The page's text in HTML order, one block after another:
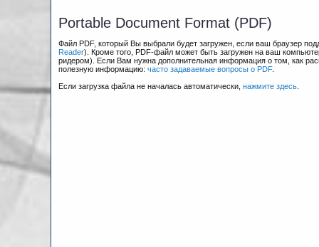
Portable Document Format (PDF)
Файл PDF, который Вы выбрали будет загружен, если ваш браузер
Reader). Кроме того, PDF-файл может быть загружен на ваш
ридером). Если Вам нужна дополнительная информация о том, как
полезную информацию:часто задаваемые вопросы о PDF.
Если загрузка файла не началась автоматически,нажмите здесь